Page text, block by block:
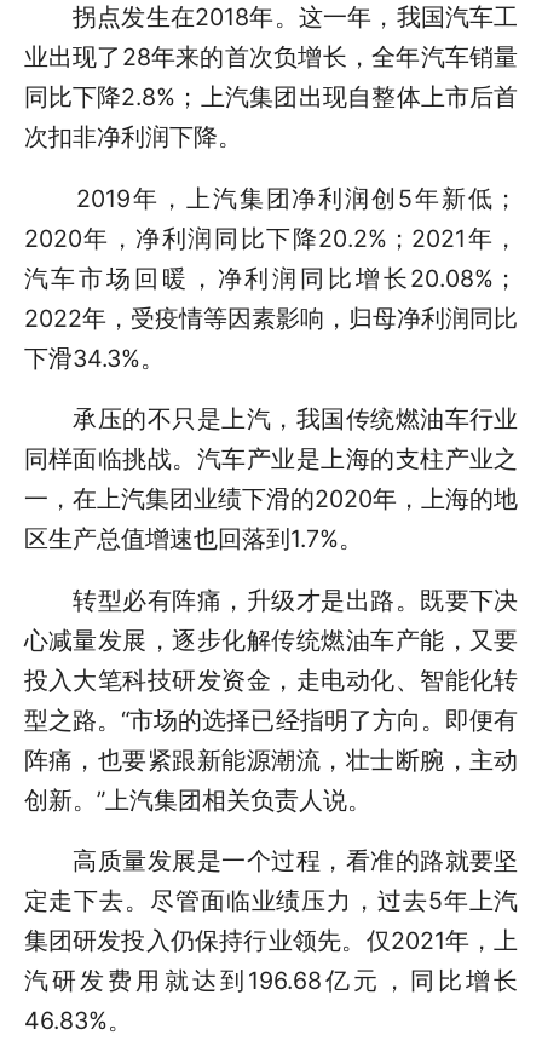
拐点发生在2018年。这一年，我国汽车工
业出现了28年来的首次负增长，全年汽车销量
同比下降2.8%；上汽集团出现自整体上市后首
次扣非净利润下降。
2019年，上汽集团净利润创5年新低；
2020年，净利润同比下降20.2%；2021年，
汽车市场回暖，净利润同比增长20.08%；
2022年，受疫情等因素影响，归母净利润同比
下滑34.3%。
承压的不只是上汽，我国传统燃油车行业
同样面临挑战。汽车产业是上海的支柱产业之
一，在上汽集团业绩下滑的2020年，上海的地
区生产总值增速也回落到1.7%。
转型必有阵痛，升级才是出路。既要下决
心减量发展，逐步化解传统燃油车产能，又要
投入大笔科技研发资金，走电动化、智能化转
型之路。“市场的选择已经指明了方向。即便有
阵痛，也要紧跟新能源潮流，壮士断腕，主动
创新。”上汽集团相关负责人说。
高质量发展是一个过程，看准的路就要坚
定走下去。尽管面临业绩压力，过去5年上汽
集团研发投入仍保持行业领先。仅2021年，上
汽研发费用就达到196.68亿元，同比增长
46.83%。